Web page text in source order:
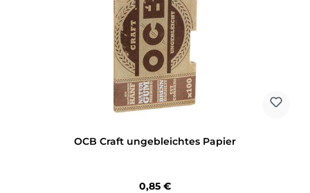
OCB Craft ungebleichtes Papier
Regulärer Preis:
0,85 €